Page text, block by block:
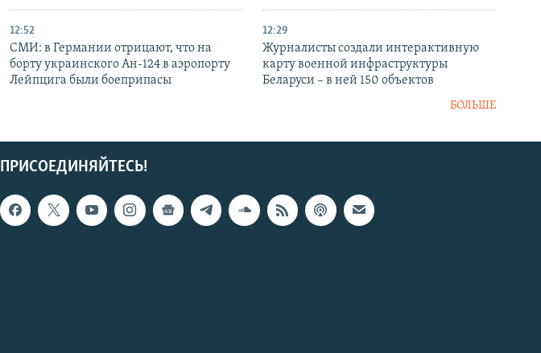
12:52
СМИ: в Германии отрицают, что на
борту украинского Ан-124 в аэропорту
Лейпцига были боеприпасы
12:29
Журналисты создали интерактивную
карту военной инфраструктуры
Беларуси – в ней 150 объектов
БОЛЬШЕ
ПРИСОЕДИНЯЙТЕСЬ!